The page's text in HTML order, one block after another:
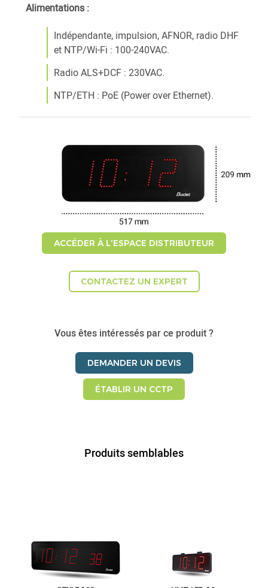
Alimentations :
Indépendante, impulsion, AFNOR, radio DHF
et NTP/Wi-Fi : 100-240VAC.
Radio ALS+DCF : 230VAC.
NTP/ETH : PoE (Power over Ethernet).
ACCÉDER À L'ESPACE DISTRIBUTEUR
CONTACTEZ UN EXPERT
Vous êtes intéressés par ce produit ?
DEMANDER UN DEVIS
ÉTABLIR UN CCTP
Produits semblables